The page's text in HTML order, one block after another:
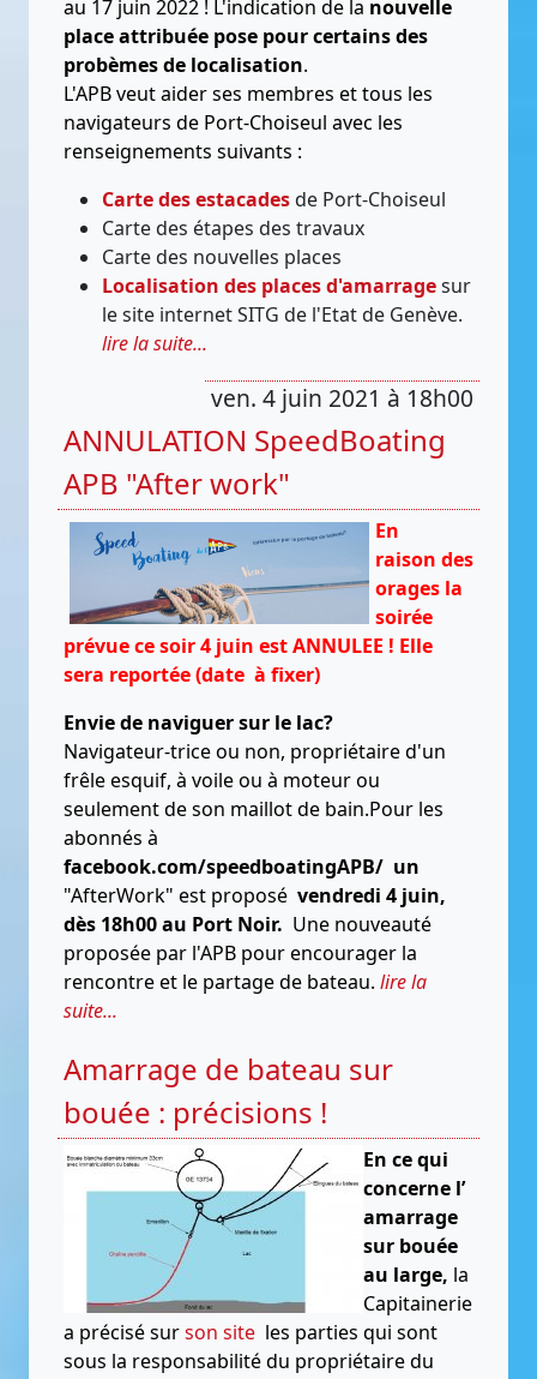
au 17 juin 2022 ! L'indication de la nouvelle
place attribuée pose pour certains des
probèmes de localisation.
L'APB veut aider ses membres et tous les
navigateurs de Port-Choiseul avec les
renseignements suivants :
Carte des estacadesde Port-Choiseul
Carte des étapes des travaux
Carte des nouvelles places
Localisation des places d'amarragesur
le site internet SITG de l'Etat de Genève.
lire la suite...
ven. 4 juin 2021 à 18h00
ANNULATION SpeedBoating
APB "After work"
En
raison des
orages la
soirée
prévue ce soir 4 juin est ANNULEE ! Elle
sera reportée (date à fixer)
Envie de naviguer sur le lac?
Navigateur-trice ou non, propriétaire d'un
frêle esquif, à voile ou à moteur ou
seulement de son maillot de bain.Pour les
abonnés à
facebook.com/speedboatingAPB/ un
"AfterWork" est proposé vendredi 4 juin,
dès 18h00 au Port Noir. Une nouveauté
proposée par l'APB pour encourager la
rencontre et le partage de bateau. lire la
suite...
Amarrage de bateau sur
bouée : précisions !
En ce qui
concerne l’
amarrage
sur bouée
au large, la
Capitainerie
a précisé surson site les parties qui sont
sous la responsabilité du propriétaire du